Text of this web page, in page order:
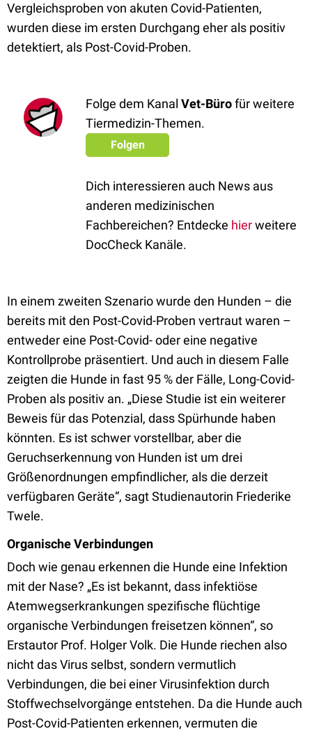
Vergleichsproben von akuten Covid-Patienten,
wurden diese im ersten Durchgang eher als positiv
detektiert, als Post-Covid-Proben.
Folge dem Kanal Vet-Bürofür weitere
Tiermedizin-Themen.
Folgen
Dich interessieren auch News aus
anderen medizinischen
Fachbereichen? Entdecke hierweitere
DocCheck Kanäle.
In einem zweiten Szenario wurde den Hunden – die
bereits mit den Post-Covid-Proben vertraut waren –
entweder eine Post-Covid- oder eine negative
Kontrollprobe präsentiert. Und auch in diesem Falle
zeigten die Hunde in fast 95 % der Fälle, Long-Covid-
Proben als positiv an. „Diese Studie ist ein weiterer
Beweis für das Potenzial, dass Spürhunde haben
könnten. Es ist schwer vorstellbar, aber die
Geruchserkennung von Hunden ist um drei
Größenordnungen empfindlicher, als die derzeit
verfügbaren Geräte“, sagt Studienautorin Friederike
Twele.
Organische Verbindungen
Doch wie genau erkennen die Hunde eine Infektion
mit der Nase? „Es ist bekannt, dass infektiöse
Atemwegserkrankungen spezifische flüchtige
organische Verbindungen freisetzen können“, so
Erstautor Prof. Holger Volk. Die Hunde riechen also
nicht das Virus selbst, sondern vermutlich
Verbindungen, die bei einer Virusinfektion durch
Stoffwechselvorgänge entstehen. Da die Hunde auch
Post-Covid-Patienten erkennen, vermuten die